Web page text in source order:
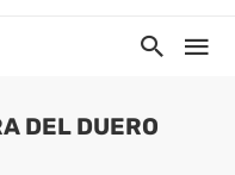
DEL DUERO